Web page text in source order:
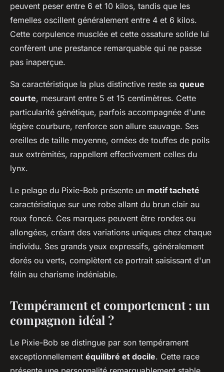
peuvent peser entre 6 et 10 kilos, tandis que les
femelles oscillent généralement entre 4 et 6 kilos.
Cette corpulence musclée et cette ossature solide lui
confèrent une prestance remarquable qui ne passe
pas inaperçue.
Sa caractéristique la plus distinctive reste sa queue
courte, mesurant entre 5 et 15 centimètres. Cette
particularité génétique, parfois accompagnée d'une
légère courbure, renforce son allure sauvage. Ses
oreilles de taille moyenne, ornées de touffes de poils
aux extrémités, rappellent effectivement celles du
lynx.
Le pelage du Pixie-Bob présente un motif tacheté
caractéristique sur une robe allant du brun clair au
roux foncé. Ces marques peuvent être rondes ou
allongées, créant des variations uniques chez chaque
individu. Ses grands yeux expressifs, généralement
dorés ou verts, complètent ce portrait saisissant d'un
félin au charisme indéniable.
Tempérament et comportement : un
compagnon idéal ?
Le Pixie-Bob se distingue par son tempérament
exceptionnellement équilibré et docile. Cette race